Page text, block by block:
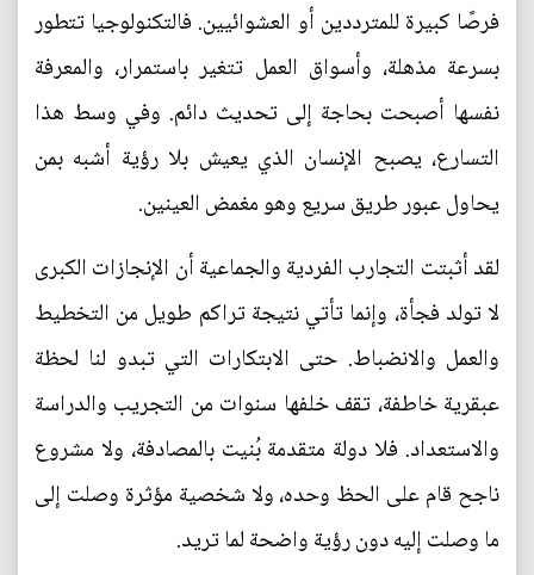
فرصًا كبيرة للمترددين أو العشوائيين. فالتكنولوجيا تتطور
بسرعة مذهلة، وأسواق العمل تتغير باستمرار، والمعرفة
نفسها أصبحت بحاجة إلى تحديث دائم. وفي وسط هذا
التسارع، يصبح الإنسان الذي يعيش بلا رؤية أشبه بمن
يحاول عبور طريق سريع وهو مغمض العينين.
لقد أثبتت التجارب الفردية والجماعية أن الإنجازات الكبرى
لا تولد فجأة، وإنما تأتي نتيجة تراكم طويل من التخطيط
والعمل والانضباط. حتى الابتكارات التي تبدو لنا لحظة
عبقرية خاطفة، تقف خلفها سنوات من التجريب والدراسة
والاستعداد. فلا دولة متقدمة بُنيت بالمصادفة، ولا مشروع
ناجح قام على الحظ وحده، ولا شخصية مؤثرة وصلت إلى
ما وصلت إليه دون رؤية واضحة لما تريد.